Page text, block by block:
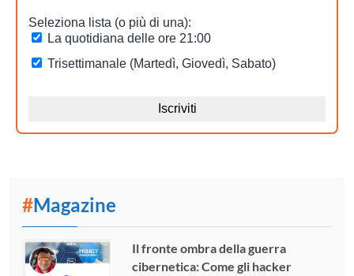
#Magazine
Il fronte ombra della guerra
cibernetica: Come gli hacker